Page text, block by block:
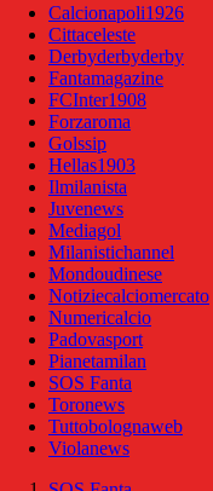
Calcionapoli1926
Cittaceleste
Derbyderbyderby
Fantamagazine
FCInter1908
Forzaroma
Golssip
Hellas1903
Ilmilanista
Juvenews
Mediagol
Milanistichannel
Mondoudinese
Notiziecalciomercato
Numericalcio
Padovasport
Pianetamilan
SOS Fanta
Toronews
Tuttobolognaweb
Violanews